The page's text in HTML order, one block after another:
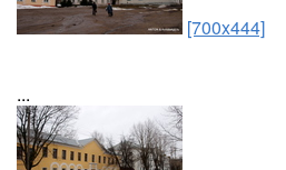
[700x444]
...